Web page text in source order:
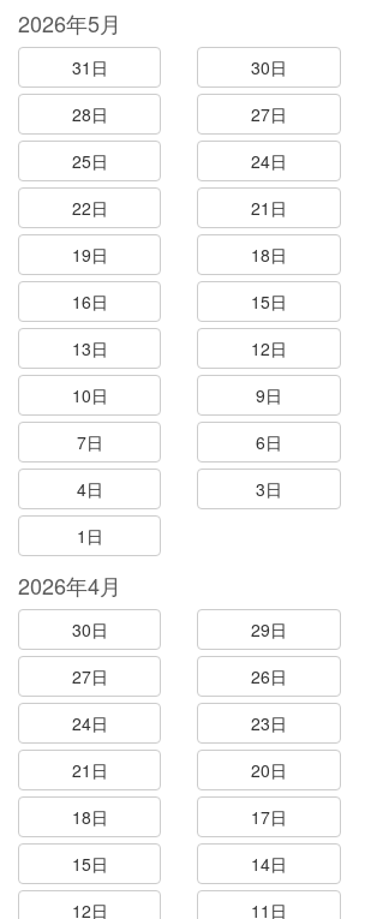
2026年5月
31日 30日
28日
27日
25日
24日
22日
21日
19日
18日
16日
15日
13日
12日
10日
9日
7日
6日
4日
3日
1日
2026年4月
30日 29日
27日
26日
24日
23日
21日
20日
18日
17日
15日
14日
12日
11日